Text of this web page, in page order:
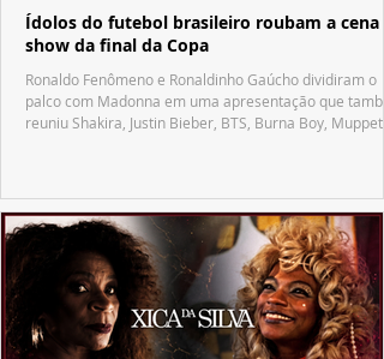
Ídolos do futebol brasileiro roubam a cena
show da final da Copa
Ronaldo Fenômeno e Ronaldinho Gaúcho dividiram o
palco com Madonna em uma apresentação que
reuniu Shakira, Justin Bieber, BTS, Burna Boy, Muppets,